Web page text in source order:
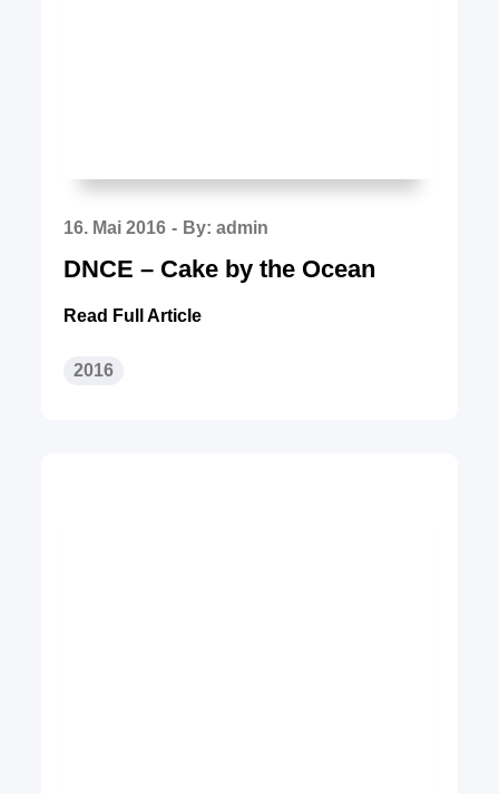
Posted
on
16. Mai 2016 By:admin
DNCE – Cake by the Ocean
Read Full Article
2016